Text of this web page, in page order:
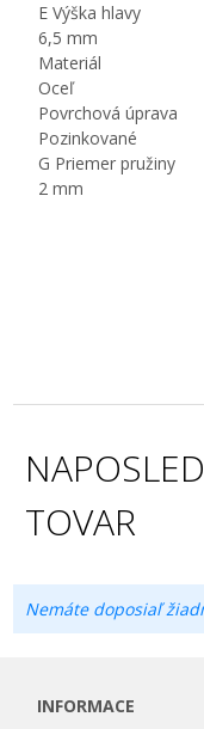
E Výška hlavy
6,5 mm
Materiál
Oceľ
Povrchová úprava
Pozinkované
G Priemer pružiny
2 mm
TOVAR
Nemáte doposiaľ
INFORMACE